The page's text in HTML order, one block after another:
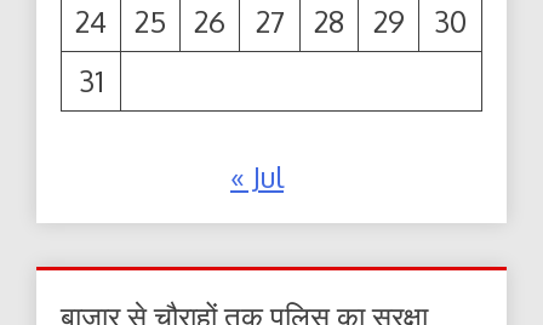
24
25 26 27 28 29
30
31
« Jul
बाजार से चौराहों तक पुलिस का सुरक्षा